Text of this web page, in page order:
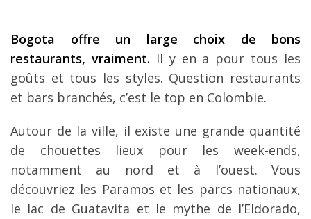
Bogota offre un large choix de bons
restaurants, vraiment. Il y en a pour tous les
goûts et tous les styles. Question restaurants
et bars branchés, c’est le top en Colombie.
Autour de la ville, il existe une grande quantité
de chouettes lieux pour les week-ends,
notamment au nord et à l’ouest. Vous
découvriez les Paramos et les parcs nationaux,
le lac de Guatavita et le mythe de l’Eldorado,